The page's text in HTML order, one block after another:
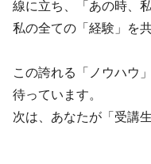
線に立ち、「あの時、
私の全ての「経験」を
この誇れる「ノウハウ
待っています。
次は、あなたが「受講